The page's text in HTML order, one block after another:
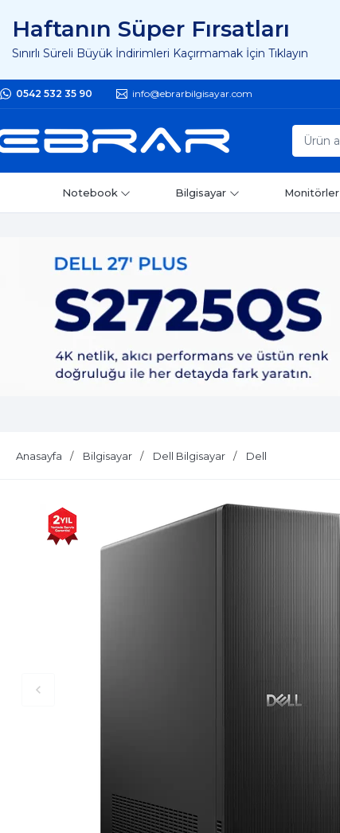
Haftanın Süper Fırsatları
Sınırlı Süreli Büyük İndirimleri Kaçırmamak İçin Tıklayın
0542 532 35 90 info@ebrarbilgisayar.com
Notebook Bilgisayar Monitörler
Anasayfa Bilgisayar Dell Bilgisayar Dell